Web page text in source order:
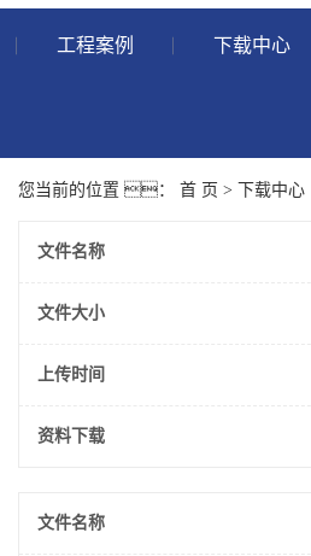
工程案例 下载中心
您当前的位置 ： 首 页 > 下载中心
文件名称
文件大小
上传时间
资料下载
文件名称